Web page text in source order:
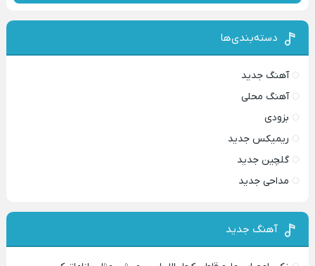
دسته‌بندی‌ها
آهنگ جدید
آهنگ محلی
بزودی
ریمیکس جدید
گلچین جدید
مداحی جدید
آهنگ جدید